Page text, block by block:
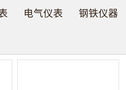
电气仪表
钢铁仪器